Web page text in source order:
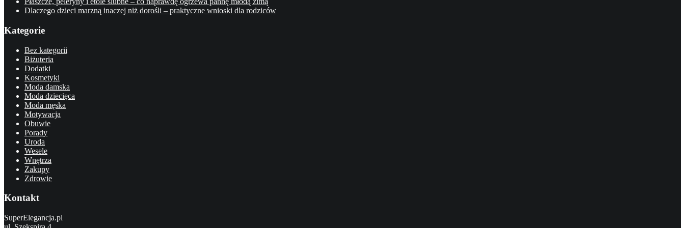
Dlaczego dzieci marzną inaczej niż dorośli – praktyczne wnioski dla rodziców
Kategorie
Bez kategorii
Biżuteria
Dodatki
Kosmetyki
Moda damska
Moda dziecięca
Moda męska
Motywacja
Obuwie
Porady
Uroda
Wesele
Wnętrza
Zakupy
Zdrowie
Kontakt
SuperElegancja.pl